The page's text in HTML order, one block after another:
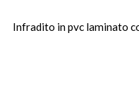
Infradito in pvc laminato